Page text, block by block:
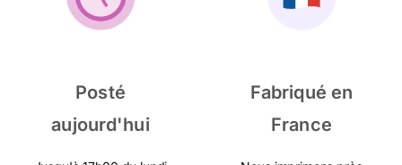
Posté
aujourd'hui
Fabriqué en
France